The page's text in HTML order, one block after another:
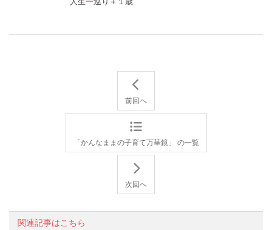
前回へ
「かんなままの子育て万華鏡」 の一覧
次回へ
関連記事はこちら